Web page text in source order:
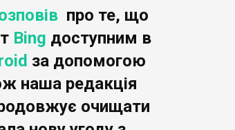
про те, що
Bing доступним в
за допомогою
наша редакція
очищати